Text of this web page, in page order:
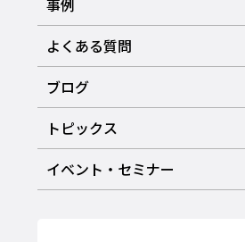
事例
よくある質問
ブログ
トピックス
イベント・セミナー